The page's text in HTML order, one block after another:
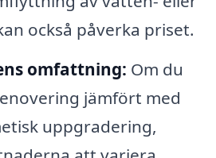
också påverka priset.
omfattning: Om du
jämfört med
uppgradering,